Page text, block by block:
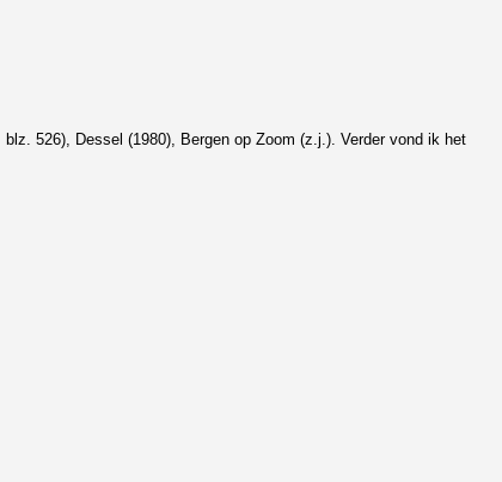
blz. 526), Dessel (1980), Bergen op Zoom (z.j.). Verder vond ik het